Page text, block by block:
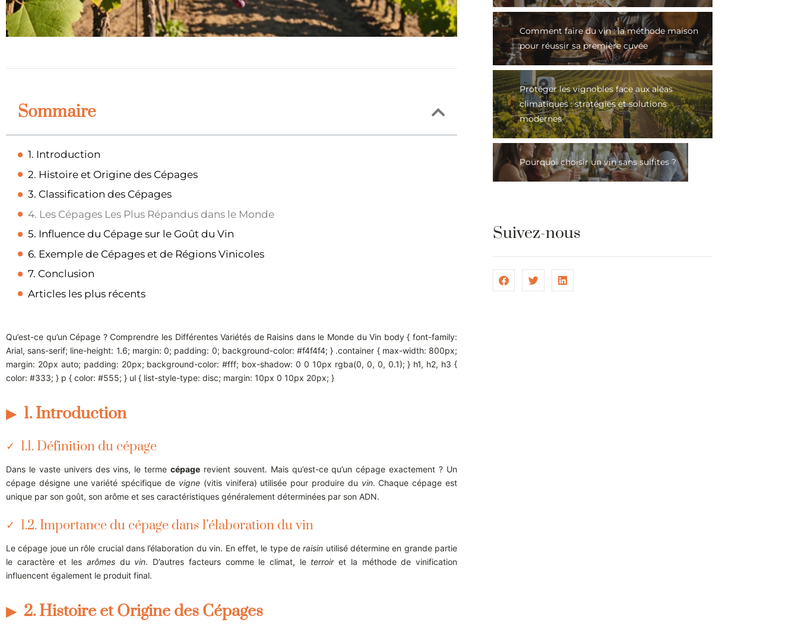
Sommaire
1. Introduction
2. Histoire et Origine des Cépages
3. Classification des Cépages
4. Les Cépages Les Plus Répandus dans le Monde
5. Influence du Cépage sur le Goût du Vin
6. Exemple de Cépages et de Régions Vinicoles
7. Conclusion
Articles les plus récents
Qu’est-ce qu’un Cépage ? Comprendre les Différentes Variétés de Raisins dans le Monde du Vin body { font-family:
Arial, sans-serif; line-height: 1.6; margin: 0; padding: 0; background-color: #f4f4f4; } .container { max-width: 800px;
margin: 20px auto; padding: 20px; background-color: #fff; box-shadow: 0 0 10px rgba(0, 0, 0, 0.1); } h1, h2, h3 {
color: #333; } p { color: #555; } ul { list-style-type: disc; margin: 10px 0 10px 20px; }
1. Introduction
1.1. Définition du cépage
Dans le vaste univers des vins, le termecépage revient souvent. Mais qu’est-ce qu’un cépage exactement ? Un
cépage désigne une variété spécifique de vigne(vitis vinifera) utilisée pour produire du vin. Chaque cépage est
unique par son goût, son arôme et ses caractéristiques généralement déterminées par son ADN.
1.2. Importance du cépage dans l’élaboration du vin
Le cépage joue un rôle crucial dans l’élaboration du vin. En effet, le type deraisin utilisé détermine en grande partie
le caractère et les arômesdu vin. D’autres facteurs comme le climat, le terroiret la méthode de vinification
influencent également le produit final.
2. Histoire et Origine des Cépages
Comment faire du vin : la méthode maison
pour réussir sa première cuvée
Protéger les vignobles face aux aléas
climatiques : stratégies et solutions
modernes
Pourquoi choisir un vin sans sulfites ?
Suivez-nous